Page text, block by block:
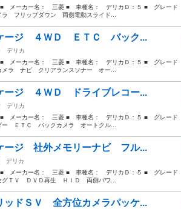
メーカー名： 三菱 ■ 車種名： デリカＤ：５ ■ グレード
フリップダウン 両側電動スライド...
ージ ４ＷＤ ＥＴＣ バック...
デリカ
メーカー名： 三菱 ■ 車種名： デリカＤ：５ ■ グレード
ラ ナビ クリアランスソナー オー...
ージ ４ＷＤ ドライブレコー...
デリカ
メーカー名： 三菱 ■ 車種名： デリカＤ：５ ■ グレード
ＥＴＣ バックカメラ オートクル...
ージ 社外メモリーナビ フル...
デリカ
メーカー名： 三菱 ■ 車種名： デリカＤ：５ ■ グレード
ＴＶ ＤＶＤ再生 ＨＩＤ 両側パワ...
ッドＳＶ 全方位カメラパッケ...